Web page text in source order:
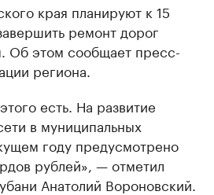
края планируют к 15
ремонт дорог
Об этом сообщает пресс-
региона.
есть. На развитие
в муниципальных
году предусмотрено
рублей», — отметил
Анатолий Вороновский.